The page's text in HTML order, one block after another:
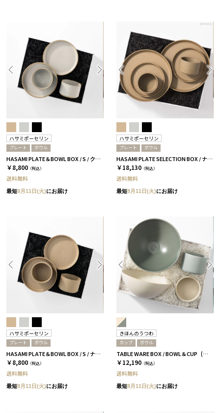
ハサミポーセリン
プレート ボウル
HASAMI PLATE＆BOWL BOX / S / クリア［ハサミポーセリン］
￥8,800 （税込）
送料無料
最短8月11日(火)にお届け
ハサミポーセリン
プレート ボウル
HASAMI PLATE SELECTION BOX / ナチュラル［ハサミポーセリン］
￥18,130 （税込）
送料無料
最短8月11日(火)にお届け
ハサミポーセリン
プレート ボウル
HASAMI PLATE＆BOWL BOX / S / ナチュラル［ハサミポーセリン］
￥8,800 （税込）
送料無料
最短8月11日(火)にお届け
きほんのうつわ
カップ ボウル
TABLE WARE BOX / BOWL＆CUP［きほんのうつわ］
￥12,190 （税込）
送料無料
最短8月11日(火)にお届け